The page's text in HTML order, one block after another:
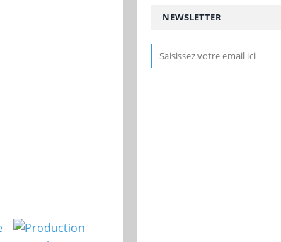
NEWSLETTER